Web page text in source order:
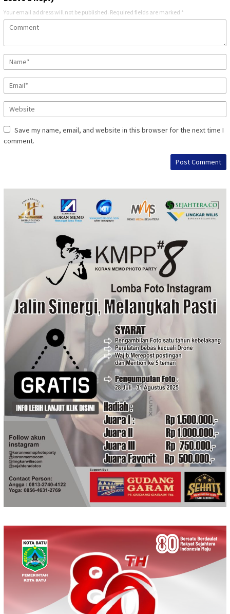
Your email address will not be published. Required fields are marked *
Save my name, email, and website in this browser for the next time I
comment.